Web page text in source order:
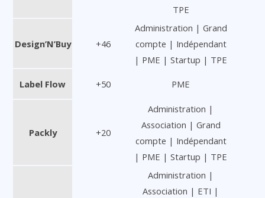
TPE
Design’N’Buy +46
Administration | Grand
compte | Indépendant
| PME | Startup | TPE
Label Flow +50 PME
Packly +20
Administration |
Association | Grand
compte | Indépendant
| PME | Startup | TPE
Administration |
Association | ETI |